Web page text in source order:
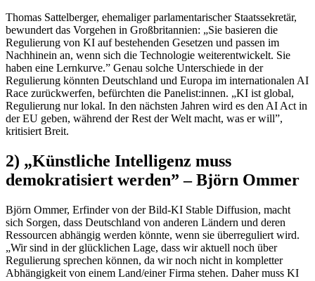
Thomas Sattelberger, ehemaliger parlamentarischer Staatssekretär,
bewundert das Vorgehen in Großbritannien: „Sie basieren die
Regulierung von KI auf bestehenden Gesetzen und passen im
Nachhinein an, wenn sich die Technologie weiterentwickelt. Sie
haben eine Lernkurve.” Genau solche Unterschiede in der
Regulierung könnten Deutschland und Europa im internationalen AI
Race zurückwerfen, befürchten die Panelist:innen. „KI ist global,
Regulierung nur lokal. In den nächsten Jahren wird es den AI Act in
der EU geben, während der Rest der Welt macht, was er will”,
kritisiert Breit.
2) „Künstliche Intelligenz muss
demokratisiert werden” – Björn Ommer
Björn Ommer, Erfinder von der Bild-KI Stable Diffusion, macht
sich Sorgen, dass Deutschland von anderen Ländern und deren
Ressourcen abhängig werden könnte, wenn sie überreguliert wird.
„Wir sind in der glücklichen Lage, dass wir aktuell noch über
Regulierung sprechen können, da wir noch nicht in kompletter
Abhängigkeit von einem Land/einer Firma stehen. Daher muss KI